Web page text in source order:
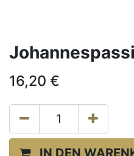
16,20 €
IN DEN